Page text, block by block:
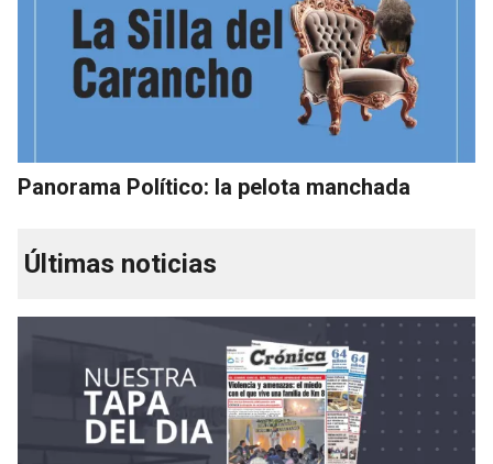
Panorama Político: la pelota manchada
Últimas noticias